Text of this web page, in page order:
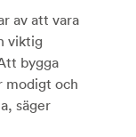
av att vara
viktig
bygga
modigt och
säger